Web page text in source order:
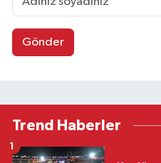
Gönder
Trend Haberler
1